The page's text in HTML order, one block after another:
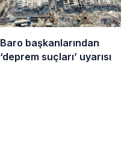
Baro başkanlarından
‘deprem suçları’ uyarısı